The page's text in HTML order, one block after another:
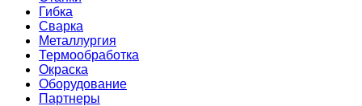
Гибка
Сварка
Металлургия
Термообработка
Окраска
Оборудование
Партнеры